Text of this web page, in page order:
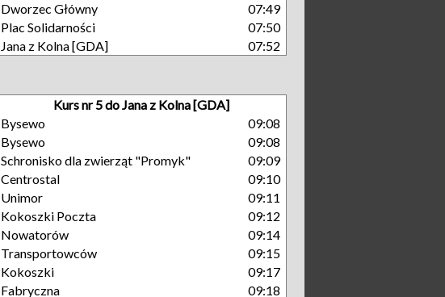
Dworzec Główny
07:49
Plac Solidarności
07:50
Jana z Kolna [GDA]
07:52
Kurs nr 5 do Jana z Kolna [GDA]
Bysewo
09:08
Bysewo
09:08
Schronisko dla zwierząt "Promyk"
09:09
Centrostal
09:10
Unimor
09:11
Kokoszki Poczta
09:12
Nowatorów
09:14
Transportowców
09:15
Kokoszki
09:17
Fabryczna
09:18